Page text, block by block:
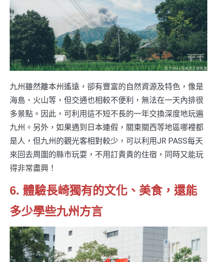
九州雖然離本州遙遠，卻有豐富的自然資源及特色，像是
海島、火山等，但交通也相較不便利，無法在一天內排很
多景點。因此，可利用這不短不長的一年交換深度地玩遍
九州。另外，如果遇到日本連假，關東關西等地區哪裡都
是人，但九州的觀光客相對較少，可以利用JR PASS每天
來回去周圍的縣市玩耍，不用訂貴貴的住宿，同時又能玩
得非常盡興！
6. 體驗長崎獨有的文化、美食，還能
多少學些九州方言